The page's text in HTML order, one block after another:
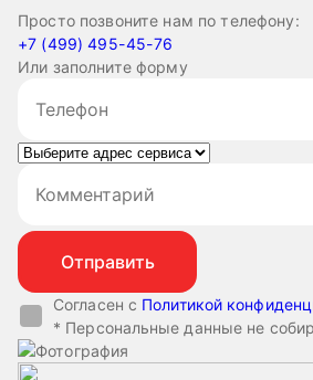
Просто позвоните нам по телефону:
+7 (499) 495-45-76
Или заполните форму
Согласен с Политикой
* Персональные данные не